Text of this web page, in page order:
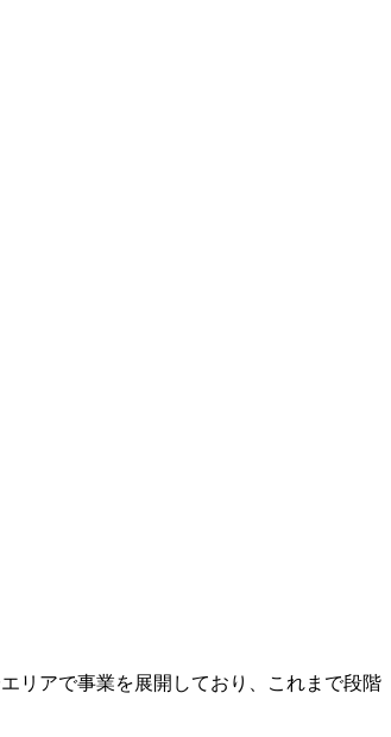
リアで事業を展開しており、これまで段階